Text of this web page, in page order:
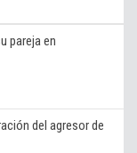
pareja en
del agresor de